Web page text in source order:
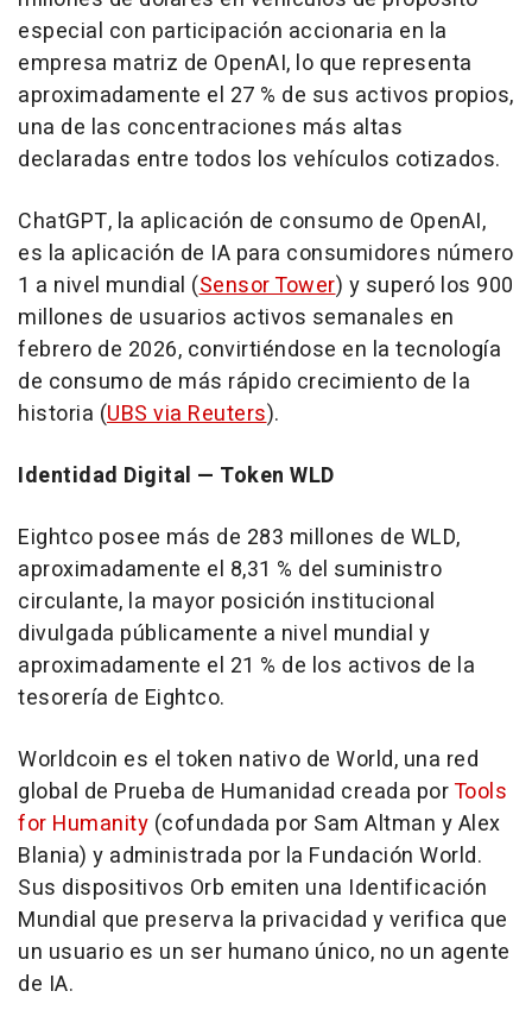
especial con participación accionaria en la
empresa matriz de OpenAI, lo que representa
aproximadamente el 27 % de sus activos propios,
una de las concentraciones más altas
declaradas entre todos los vehículos cotizados.
ChatGPT, la aplicación de consumo de OpenAI,
es la aplicación de IA para consumidores número
1 a nivel mundial (Sensor Tower) y superó los 900
millones de usuarios activos semanales en
febrero de 2026, convirtiéndose en la tecnología
de consumo de más rápido crecimiento de la
historia (UBS via Reuters).
Identidad Digital — Token WLD
Eightco posee más de 283 millones de WLD,
aproximadamente el 8,31 % del suministro
circulante, la mayor posición institucional
divulgada públicamente a nivel mundial y
aproximadamente el 21 % de los activos de la
tesorería de Eightco.
Worldcoin es el token nativo de World, una red
global de Prueba de Humanidad creada porTools
for Humanity (cofundada por Sam Altman y Alex
Blania) y administrada por la Fundación World.
Sus dispositivos Orb emiten una Identificación
Mundial que preserva la privacidad y verifica que
un usuario es un ser humano único, no un agente
de IA.